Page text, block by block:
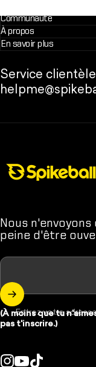
Communauté
À propos
En savoir plus
Service clientèle
Nous
peine d'être
Entrez votre
(À moins que tu
pas t'inscrire.)